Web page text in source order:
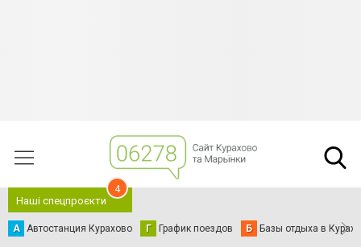
Наші спецпроєкти
4
А Автостанция Курахово Г График поездов Б Базы отдыха в